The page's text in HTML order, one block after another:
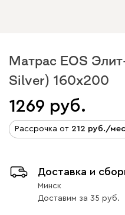
Матрас EOS
Silver) 160x200
1269
Рассрочка от 212 /
Доставка и
Минск
Доставим за 35